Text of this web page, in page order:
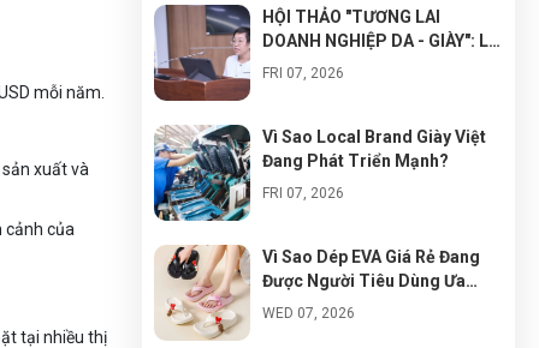
mỗi năm.
xuất và
cảnh của
tại nhiều thị
HỘI THẢO "TƯƠNG LAI
DOANH NGHIỆP DA - GIÀY": LỘ
TRÌNH CHUYỂN ĐỔI SANG
TỐI ƯU CHI PHÍ
FRI 07, 2026
Vì Sao Local Brand Giày Việt
Đang Phát Triển Mạnh?
FRI 07, 2026
Vì Sao Dép EVA Giá Rẻ Đang
Được Người Tiêu Dùng Ưa
Chuộng?
WED 07, 2026